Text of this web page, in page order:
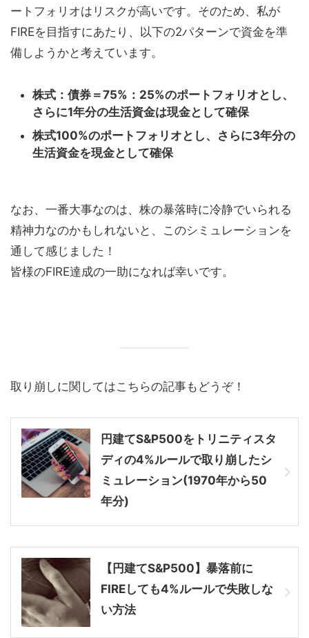
ートフォリオはリスクが高いです。そのため、私が
FIREを目指すにあたり、以下の2パターンで資金を準
備しようかと考えています。
株式：債券＝75%：25%のポートフォリオとし、
さらに1年分の生活資金は現金として確保
株式100%のポートフォリオとし、さらに3年分の
生活資金を現金として確保
なお、一番大事なのは、株の暴落時に冷静でいられる
精神力なのかもしれないと、このシミュレーションを
通して感じました！
皆様のFIRE達成の一助になれば幸いです。
取り崩しに関してはこちらの記事もどうぞ！
円建てS&P500をトリニティスタ
ディの4%ルールで取り崩したシ
ミュレーション(1970年から50
年分)
【円建てS&P500】暴落前に
FIREしても4%ルールで失敗しな
い方法